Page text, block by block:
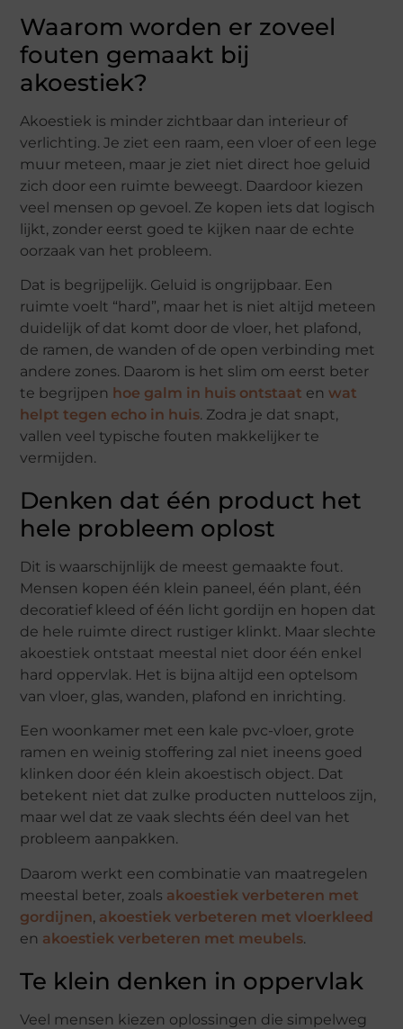
Waarom worden er zoveel
fouten gemaakt bij
akoestiek?
Akoestiek is minder zichtbaar dan interieur of
verlichting. Je ziet een raam, een vloer of een lege
muur meteen, maar je ziet niet direct hoe geluid
zich door een ruimte beweegt. Daardoor kiezen
veel mensen op gevoel. Ze kopen iets dat logisch
lijkt, zonder eerst goed te kijken naar de echte
oorzaak van het probleem.
Dat is begrijpelijk. Geluid is ongrijpbaar. Een
ruimte voelt “hard”, maar het is niet altijd meteen
duidelijk of dat komt door de vloer, het plafond,
de ramen, de wanden of de open verbinding met
andere zones. Daarom is het slim om eerst beter
te begrijpen hoe galm in huis ontstaat enwat
helpt tegen echo in huis. Zodra je dat snapt,
vallen veel typische fouten makkelijker te
vermijden.
Denken dat één product het
hele probleem oplost
Dit is waarschijnlijk de meest gemaakte fout.
Mensen kopen één klein paneel, één plant, één
decoratief kleed of één licht gordijn en hopen dat
de hele ruimte direct rustiger klinkt. Maar slechte
akoestiek ontstaat meestal niet door één enkel
hard oppervlak. Het is bijna altijd een optelsom
van vloer, glas, wanden, plafond en inrichting.
Een woonkamer met een kale pvc-vloer, grote
ramen en weinig stoffering zal niet ineens goed
klinken door één klein akoestisch object. Dat
betekent niet dat zulke producten nutteloos zijn,
maar wel dat ze vaak slechts één deel van het
probleem aanpakken.
Daarom werkt een combinatie van maatregelen
meestal beter, zoals akoestiek verbeteren met
gordijnen, akoestiek verbeteren met vloerkleed
en akoestiek verbeteren met meubels.
Te klein denken in oppervlak
Veel mensen kiezen oplossingen die simpelweg